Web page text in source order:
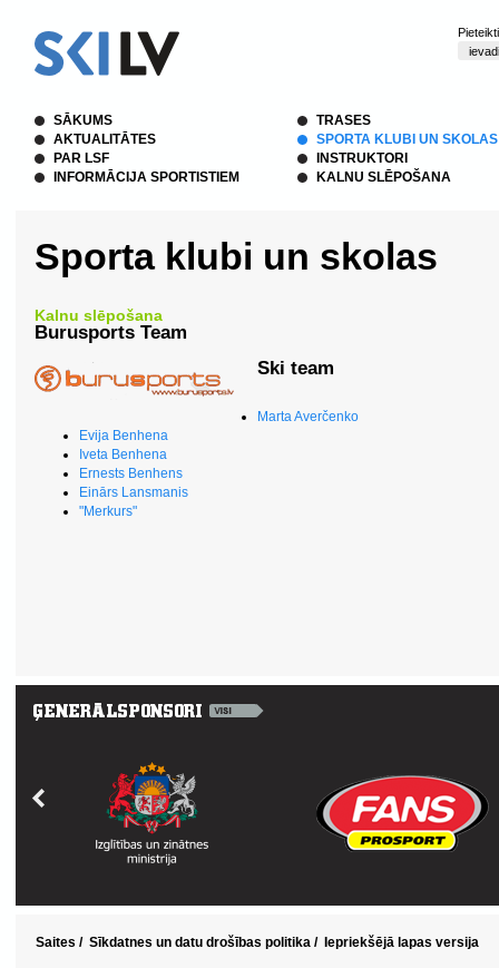
SĀKUMS
AKTUALITĀTES
PAR LSF
INFORMĀCIJA SPORTISTIEM
TRASES
SPORTA KLUBI UN SKOLAS
INSTRUKTORI
KALNU SLĒPOŠANA
Sporta klubi un skolas
Kalnu slēpošana
Burusports Team
Ski team
Marta Averčenko
Evija Benhena
Iveta Benhena
Ernests Benhens
Einārs Lansmanis
"Merkurs"
Saites / Sīkdatnes un datu drošības politika / Iepriekšējā lapas versija